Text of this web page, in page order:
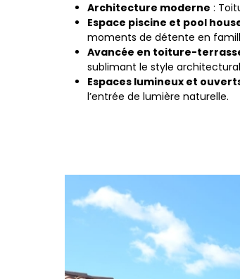
Architecture moderne :
Espace piscine et pool
moments de détente en
Avancée en toiture-
sublimant le style
Espaces lumineux et
l’entrée de lumière naturelle.